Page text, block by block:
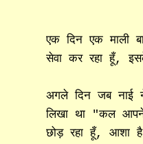
एक दिन एक माली
सेवा कर रहा हूँ,
अगले दिन जब नाई
लिखा था "कल
छोड़ रहा हूँ, आशा